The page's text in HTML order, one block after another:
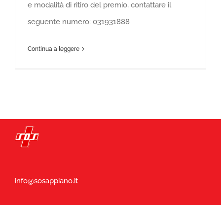
e modalità di ritiro del premio, contattare il
seguente numero: 031931888
Continua a leggere
info@sosappiano.it